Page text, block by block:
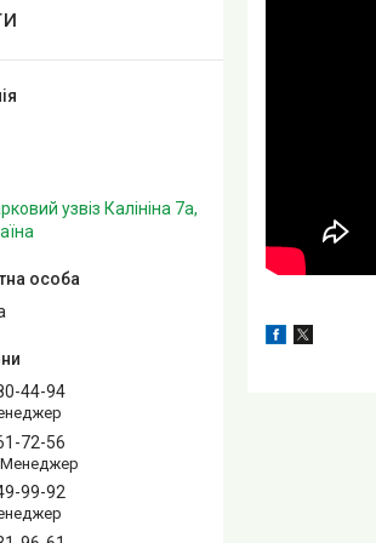
узвіз Калініна 7а,
44-94
72-56
99-92